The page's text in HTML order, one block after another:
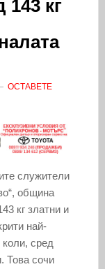
143 кг
ОСТАВЕТЕ
служители
община
кг златни и
най-
коли, сред
Това сочи